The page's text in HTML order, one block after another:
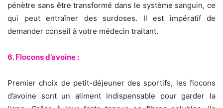
pénètre sans être transformé dans le système sanguin, ce
qui peut entraîner des surdoses. Il est impératif de
demander conseil à votre médecin traitant.
6. Flocons d’avoine :
Premier choix de petit-déjeuner des sportifs, les flocons
d’avoine sont un aliment indispensable pour garder la